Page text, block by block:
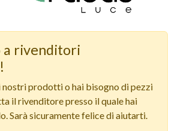
a rivenditori
nostri prodotti o hai bisogno di pezzi
il rivenditore presso il quale hai
Sarà sicuramente felice di aiutarti.